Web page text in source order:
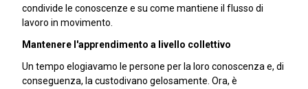
condivide le conoscenze e su come mantiene il flusso di
lavoro in movimento.
Mantenere l'apprendimento a livello collettivo
Un tempo elogiavamo le persone per la loro conoscenza e, di
conseguenza, la custodivano gelosamente. Ora, è